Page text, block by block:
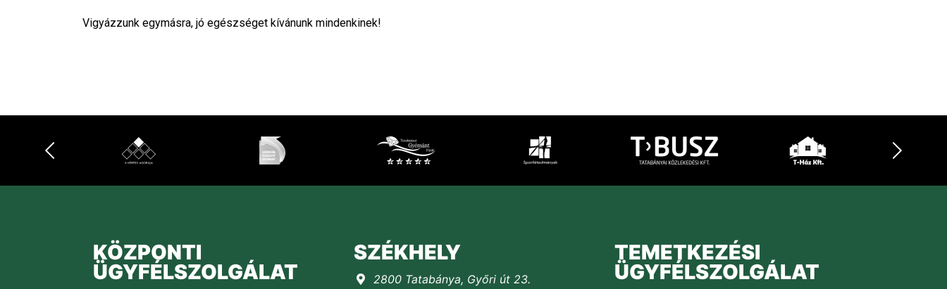
Vigyázzunk egymásra, jó egészséget kívánunk mindenkinek!
KÖZPONTI
ÜGYFÉLSZOLGÁLAT
SZÉKHELY
2800 Tatabánya, Győri út 23.
TEMETKEZÉSI
ÜGYFÉLSZOLGÁLAT